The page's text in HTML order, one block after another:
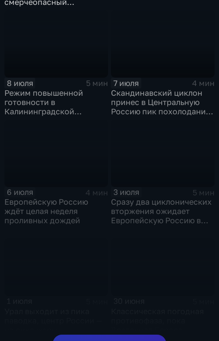
смерчеопасный
8 июля
5 мин
Режим повышенной
готовности в
Калининградской
7 июля
4 мин
Скандинавский циклон
принес в Центральную
Россию пик похолодания
6 июля
4 мин
Европейскую Россию
ждёт целая неделя
проливных дождей
3 июля
5 мин
Сразу два циклонических
вторжения ожидает
Европейскую Россию в
плавится от зноя, Урал